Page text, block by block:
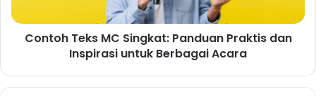
Contoh Teks MC Singkat: Panduan Praktis dan
Inspirasi untuk Berbagai Acara